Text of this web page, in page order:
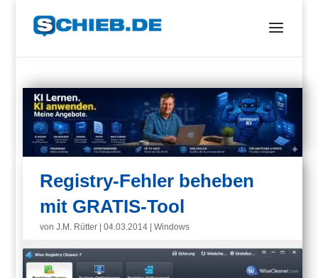
Registry-Fehler beheben
mit GRATIS-Tool
vonJ.M. Rütter |04.03.2014 |Windows